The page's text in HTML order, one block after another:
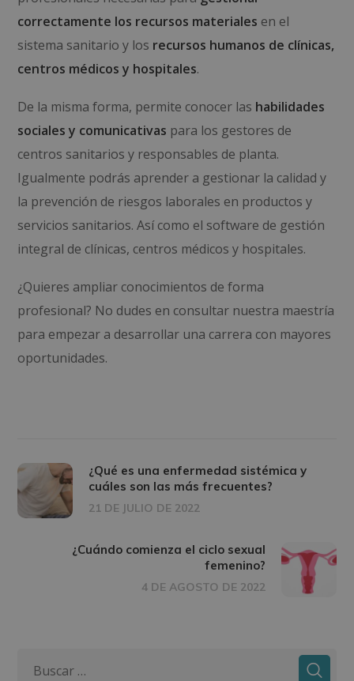
correctamente los recursos materiales en el
sistema sanitario y los recursos humanos de clínicas,
centros médicos y hospitales.
De la misma forma, permite conocer las habilidades
sociales y comunicativas para los gestores de
centros sanitarios y responsables de planta.
Igualmente podrás aprender a gestionar la calidad y
la prevención de riesgos laborales en productos y
servicios sanitarios. Así como el software de gestión
integral de clínicas, centros médicos y hospitales.
¿Quieres ampliar conocimientos de forma
profesional? No dudes en consultar nuestra maestría
para empezar a desarrollar una carrera con mayores
oportunidades.
¿Qué es una enfermedad sistémica y
cuáles son las más frecuentes?
21 DE JULIO DE 2022
¿Cuándo comienza el ciclo sexual
femenino?
4 DE AGOSTO DE 2022